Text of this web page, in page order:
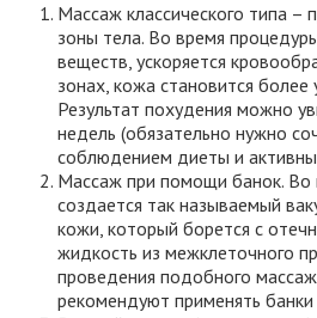
Массаж классического типа –
зоны тела. Во время
веществ, ускоряется
зонах, кожа становится более
Результат похудения можно
недель (обязательно нужно
соблюдением диеты и
Массаж при помощи банок. Во
создается так называемый
кожи, который борется с
жидкость из межклеточного
проведения подобного
рекомендуют применять банки